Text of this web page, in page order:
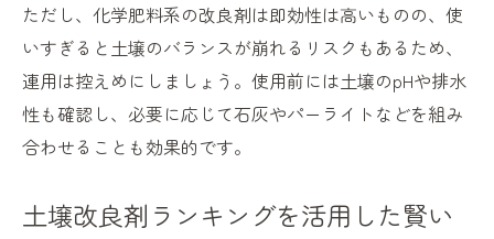
ただし、化学肥料系の改良剤は即効性は高いものの、使
いすぎると土壌のバランスが崩れるリスクもあるため、
連用は控えめにしましょう。使用前には土壌のpHや排水
性も確認し、必要に応じて石灰やパーライトなどを組み
合わせることも効果的です。
土壌改良剤ランキングを活用した賢い